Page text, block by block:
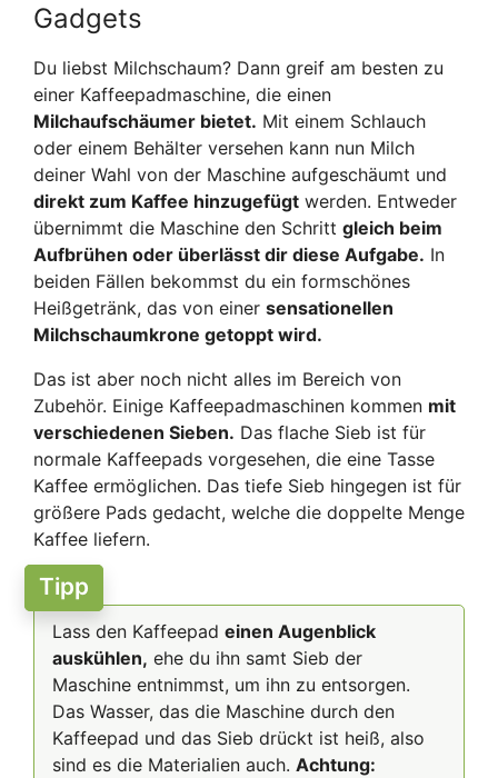
Gadgets
Du liebst Milchschaum? Dann greif am besten zu
einer Kaffeepadmaschine, die einen
Milchaufschäumer bietet. Mit einem Schlauch
oder einem Behälter versehen kann nun Milch
deiner Wahl von der Maschine aufgeschäumt und
direkt zum Kaffee hinzugefügt werden. Entweder
übernimmt die Maschine den Schritt gleich beim
Aufbrühen oder überlässt dir diese Aufgabe. In
beiden Fällen bekommst du ein formschönes
Heißgetränk, das von einer sensationellen
Milchschaumkrone getoppt wird.
Das ist aber noch nicht alles im Bereich von
Zubehör. Einige Kaffeepadmaschinen kommen mit
verschiedenen Sieben. Das flache Sieb ist für
normale Kaffeepads vorgesehen, die eine Tasse
Kaffee ermöglichen. Das tiefe Sieb hingegen ist für
größere Pads gedacht, welche die doppelte Menge
Kaffee liefern.
Tipp
Lass den Kaffeepad einen Augenblick
auskühlen, ehe du ihn samt Sieb der
Maschine entnimmst, um ihn zu entsorgen.
Das Wasser, das die Maschine durch den
Kaffeepad und das Sieb drückt ist heiß, also
sind es die Materialien auch. Achtung: